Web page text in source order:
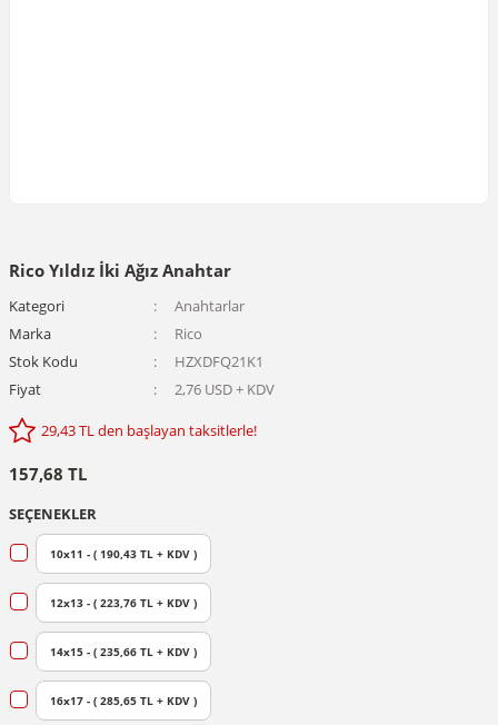
Rico Yıldız İki Ağız Anahtar
Kategori
Anahtarlar
Marka
Rico
Stok Kodu
HZXDFQ21K1
Fiyat
2,76 USD + KDV
29,43 TL den başlayan taksitlerle!
157,68 TL
SEÇENEKLER
10x11 - ( 190,43 TL + KDV )
12x13 - ( 223,76 TL + KDV )
14x15 - ( 235,66 TL + KDV )
16x17 - ( 285,65 TL + KDV )